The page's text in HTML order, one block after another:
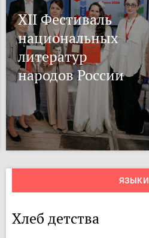
XII Фестиваль
национальных
литератур
народов России
ЯЗЫКИ
Хлеб детства